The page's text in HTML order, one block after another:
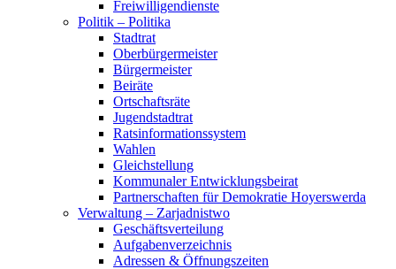
Freiwilligendienste
Politik – Politika
Stadtrat
Oberbürgermeister
Bürgermeister
Beiräte
Ortschaftsräte
Jugendstadtrat
Ratsinformationssystem
Wahlen
Gleichstellung
Kommunaler Entwicklungsbeirat
Partnerschaften für Demokratie Hoyerswerda
Verwaltung – Zarjadnistwo
Geschäftsverteilung
Aufgabenverzeichnis
Adressen & Öffnungszeiten